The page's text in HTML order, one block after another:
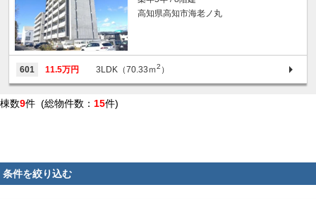
高知県高知市海老ノ丸
601 11.5万円 3LDK（70.33ｍ2 ）
棟数9件 (総物件数： 15件)
条件を絞り込む